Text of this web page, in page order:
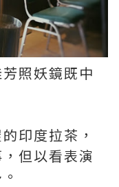
照妖鏡既中
印度拉茶，
但以看表演